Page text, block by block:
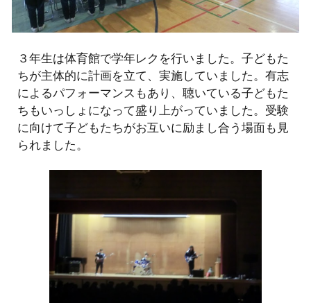
３年生は体育館で学年レクを行いました。子どもた
ちが主体的に計画を立て、実施していました。有志
によるパフォーマンスもあり、聴いている子どもた
ちもいっしょになって盛り上がっていました。受験
に向けて子どもたちがお互いに励まし合う場面も見
られました。